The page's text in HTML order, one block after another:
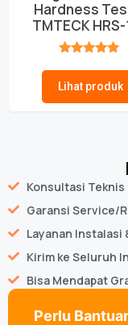
Hardness
TMTECK
Lihat produk
Konsultasi Teknis
Garansi Service/
Layanan Instalasi
Kirim ke Seluruh
Bisa Mendapat
Perlu